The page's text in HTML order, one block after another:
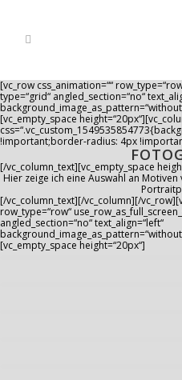
[vc_row css_animation=““
type=“grid“ angled_section=“no“
[vc_empty_space
!important;border-radius: 4px
[/vc_column_text][vc_empty_space
Hier zeige ich eine Auswahl an
[/vc_column_text][/vc_column][/
row_type=“row“
angled_section=“no“ text_align=“left“
[vc_empty_space height=“20px“]